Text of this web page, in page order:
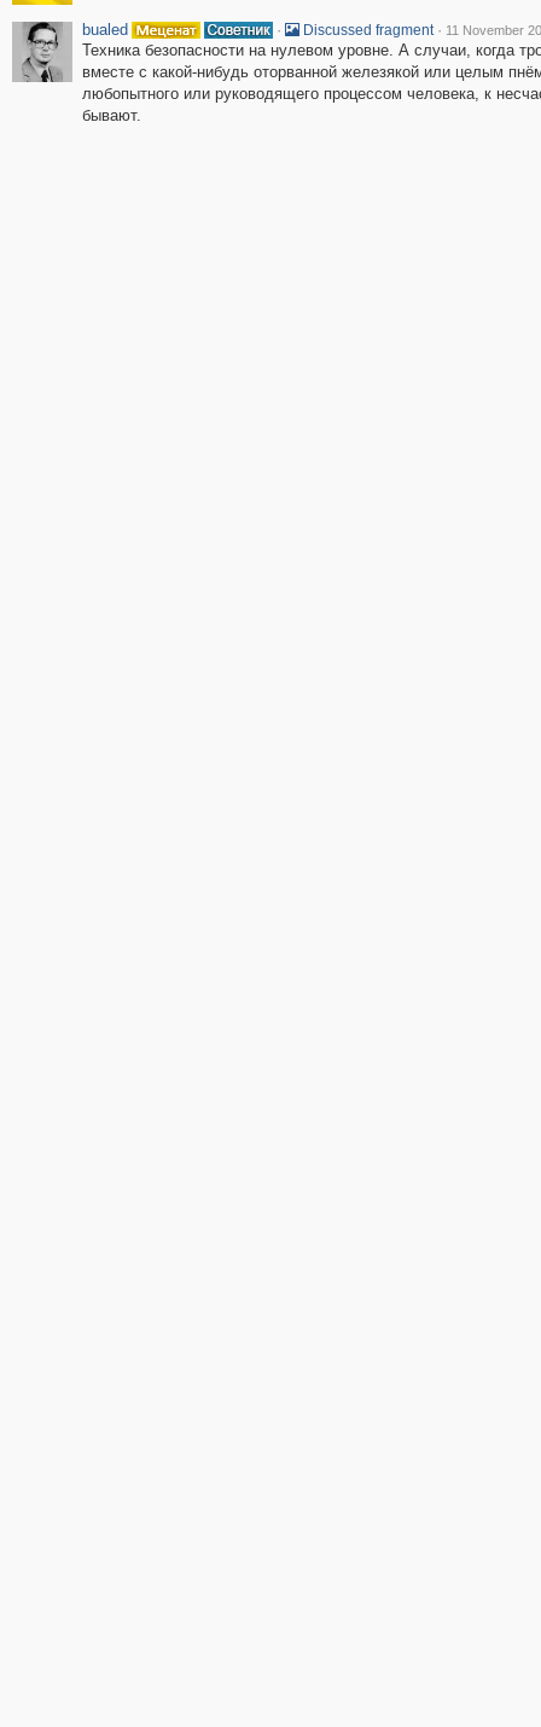
bualed · Discussed fragment · 11 November
Техника безопасности на нулевом уровне. А случаи, когда
вместе с какой-нибудь оторванной железякой или целым
любопытного или руководящего процессом человека, к
бывают.